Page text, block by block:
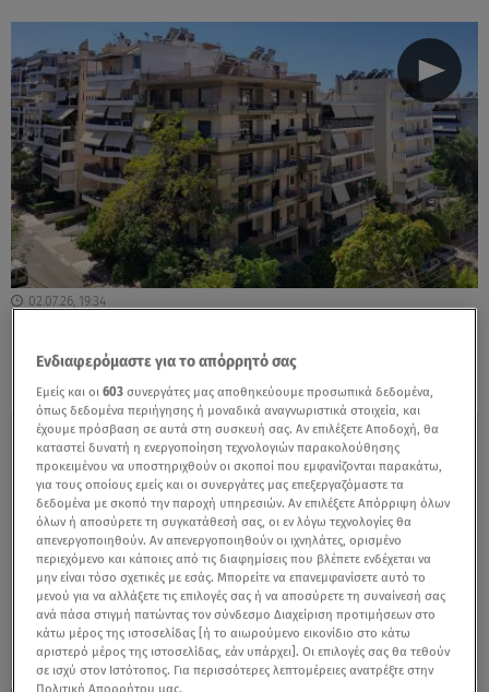
02.07.26, 19:34
κοινόχρηστα και κανονισμούς
Ενδιαφερόμαστε για το απόρρητό σας
Εμείς και οι603 συνεργάτες μας αποθηκεύουμε προσωπικά δεδομένα,
όπως δεδομένα περιήγησης ή μοναδικά αναγνωριστικά στοιχεία, και
έχουμε πρόσβαση σε αυτά στη συσκευή σας. Αν επιλέξετε Αποδοχή, θα
καταστεί δυνατή η ενεργοποίηση τεχνολογιών παρακολούθησης
προκειμένου να υποστηριχθούν οι σκοποί που εμφανίζονται παρακάτω,
για τους οποίους εμείς και οι συνεργάτες μας επεξεργαζόμαστε τα
δεδομένα με σκοπό την παροχή υπηρεσιών. Αν επιλέξετε Απόρριψη όλων
όλων ή αποσύρετε τη συγκατάθεσή σας, οι εν λόγω τεχνολογίες θα
απενεργοποιηθούν. Αν απενεργοποιηθούν οι ιχνηλάτες, ορισμένο
περιεχόμενο και κάποιες από τις διαφημίσεις που βλέπετε ενδέχεται να
μην είναι τόσο σχετικές με εσάς. Μπορείτε να επανεμφανίσετε αυτό το
μενού για να αλλάξετε τις επιλογές σας ή να αποσύρετε τη συναίνεσή σας
ανά πάσα στιγμή πατώντας τον σύνδεσμο Διαχείριση προτιμήσεων στο
κάτω μέρος της ιστοσελίδας [ή το αιωρούμενο εικονίδιο στο κάτω
αριστερό μέρος της ιστοσελίδας, εάν υπάρχει]. Οι επιλογές σας θα τεθούν
σε ισχύ στον Ιστότοπος. Για περισσότερες λεπτομέρειες ανατρέξτε στην
Πολιτική Απορρήτου μας.